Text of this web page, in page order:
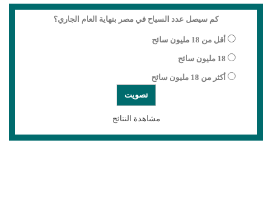
كم سيصل عدد السياح في مصر بنهاية العام الجاري؟
أقل من 18 مليون سائح
18 مليون سائح
أكثر من 18 مليون سائح
مشاهدة النتائج